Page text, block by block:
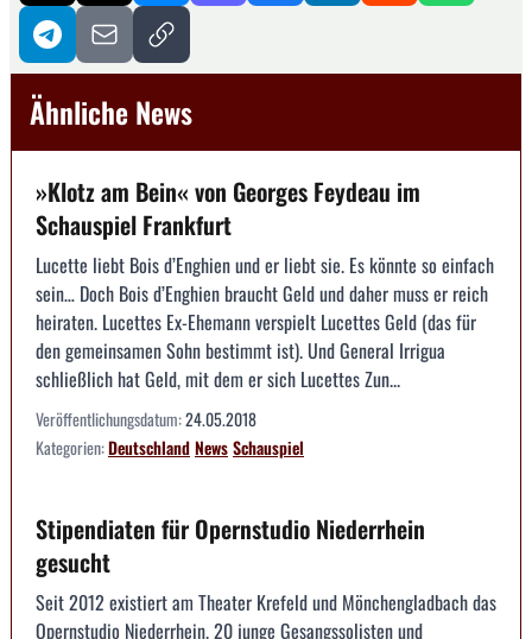
Ähnliche News
»Klotz am Bein« von Georges Feydeau im
Schauspiel Frankfurt
Lucette liebt Bois d’Enghien und er liebt sie. Es könnte so einfach
sein… Doch Bois d’Enghien braucht Geld und daher muss er reich
heiraten. Lucettes Ex-Ehemann verspielt Lucettes Geld (das für
den gemeinsamen Sohn bestimmt ist). Und General Irrigua
schließlich hat Geld, mit dem er sich Lucettes Zun...
Veröffentlichungsdatum:24.05.2018
Kategorien:DeutschlandNewsSchauspiel
Stipendiaten für Opernstudio Niederrhein
gesucht
Seit 2012 existiert am Theater Krefeld und Mönchengladbach das
Opernstudio Niederrhein. 20 junge Gesangssolisten und